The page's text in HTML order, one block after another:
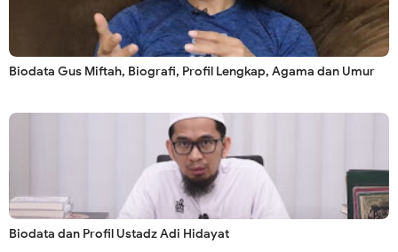
Biodata Gus Miftah, Biografi, Profil Lengkap, Agama dan Umur
Biodata dan Profil Ustadz Adi Hidayat